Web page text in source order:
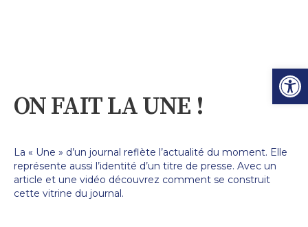
Ouvrir
ON FAIT LA UNE !
La « Une » d’un journal reflète l’actualité du moment. Elle
représente aussi l’identité d’un titre de presse. Avec un
article et une vidéo découvrez comment se construit
cette vitrine du journal.